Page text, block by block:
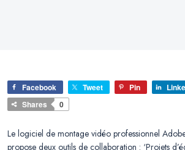
Facebook Tweet Pin
Shares
0
Le logiciel de montage vidéo professionnel
propose deux outils de collaboration : ‘Projets